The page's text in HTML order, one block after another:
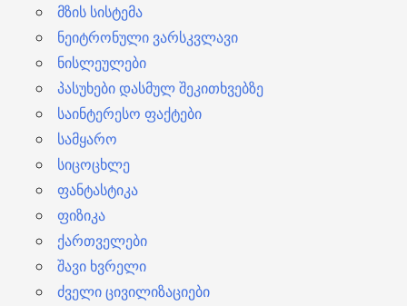
მზის სისტემა
ნეიტრონული ვარსკვლავი
ნისლეულები
პასუხები დასმულ შეკითხვებზე
საინტერესო ფაქტები
სამყარო
სიცოცხლე
ფანტასტიკა
ფიზიკა
ქართველები
შავი ხვრელი
ძველი ცივილიზაციები